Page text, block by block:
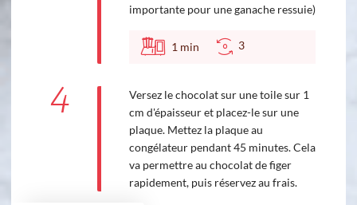
importante pour une ganache ressuie)
1 min 3
4
Versez le chocolat sur une toile sur 1
cm d'épaisseur et placez-le sur une
plaque. Mettez la plaque au
congélateur pendant 45 minutes. Cela
va permettre au chocolat de figer
rapidement, puis réservez au frais.